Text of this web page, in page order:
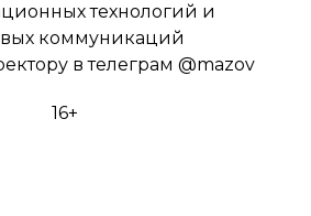
технологий и
коммуникаций
в телеграм @mazov
16+